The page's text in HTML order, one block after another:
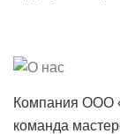
Компания ООО
команда